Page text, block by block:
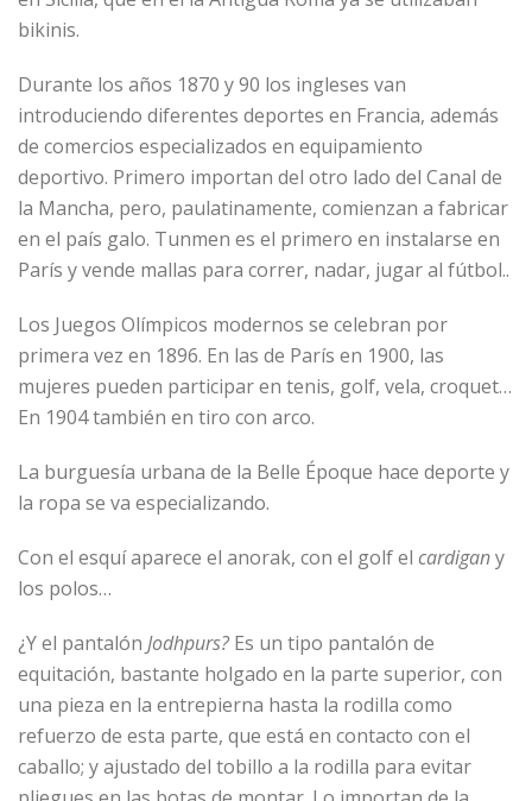
bikinis.
Durante los años 1870 y 90 los ingleses van
introduciendo diferentes deportes en Francia, además
de comercios especializados en equipamiento
deportivo. Primero importan del otro lado del Canal de
la Mancha, pero, paulatinamente, comienzan a fabricar
en el país galo. Tunmen es el primero en instalarse en
París y vende mallas para correr, nadar, jugar al fútbol..
Los Juegos Olímpicos modernos se celebran por
primera vez en 1896. En las de París en 1900, las
mujeres pueden participar en tenis, golf, vela, croquet…
En 1904 también en tiro con arco.
La burguesía urbana de la Belle Époque hace deporte y
la ropa se va especializando.
Con el esquí aparece el anorak, con el golf el cardigany
los polos…
¿Y el pantalón Jodhpurs?Es un tipo pantalón de
equitación, bastante holgado en la parte superior, con
una pieza en la entrepierna hasta la rodilla como
refuerzo de esta parte, que está en contacto con el
caballo; y ajustado del tobillo a la rodilla para evitar